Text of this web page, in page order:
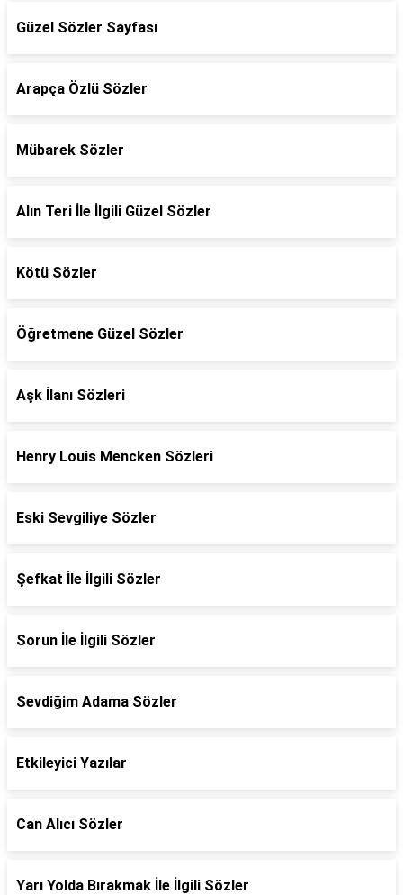
Güzel Sözler Sayfası
Arapça Özlü Sözler
Mübarek Sözler
Alın Teri İle İlgili Güzel Sözler
Kötü Sözler
Öğretmene Güzel Sözler
Aşk İlanı Sözleri
Henry Louis Mencken Sözleri
Eski Sevgiliye Sözler
Şefkat İle İlgili Sözler
Sorun İle İlgili Sözler
Sevdiğim Adama Sözler
Etkileyici Yazılar
Can Alıcı Sözler
Yarı Yolda Bırakmak İle İlgili Sözler